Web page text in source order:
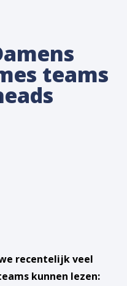
teams
recentelijk veel
kunnen lezen: